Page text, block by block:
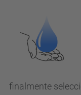
finalmente